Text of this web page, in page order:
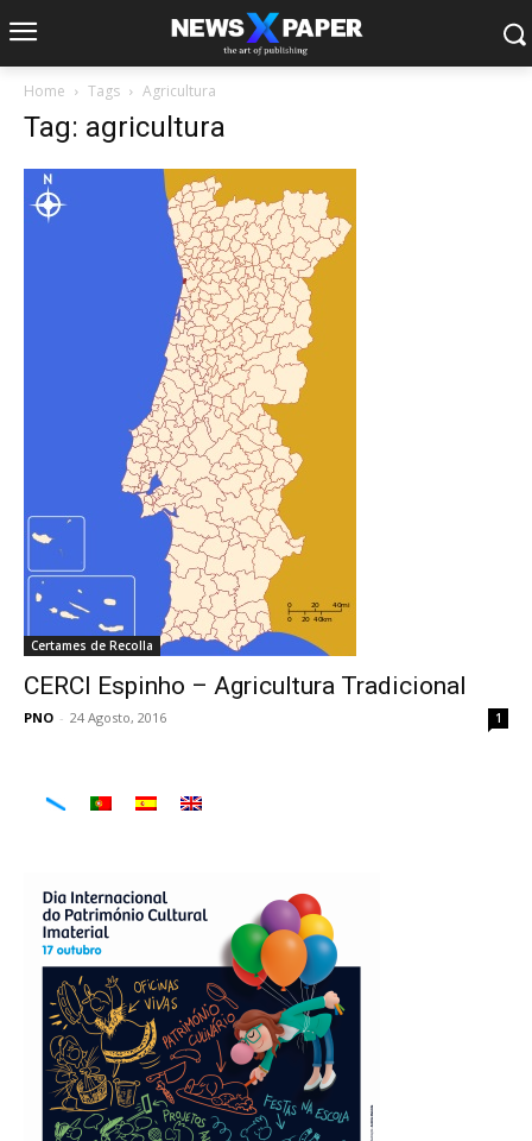
Home Tags Agricultura
Tag: agricultura
Certames de Recolla
CERCI Espinho – Agricultura Tradicional
PNO - 24 Agosto, 2016 1